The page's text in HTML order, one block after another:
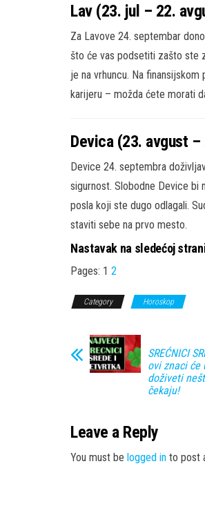
Lav (23. jul – 22.
Za Lavove 24. septembar
što će vas podsetiti zašto ste
je na vrhuncu. Na
karijeru – možda ćete morati
Devica (23. avgust
Device 24. septembra
sigurnost. Slobodne Device bi
posla koji ste dugo odlagali.
staviti sebe na prvo mesto.
Nastavak na sledećoj
Pages: 1 2
Category Horoskop
SREĆNICI
ovi znaci će
doživeti
čekaju!
Leave a Reply
You must be logged in to post